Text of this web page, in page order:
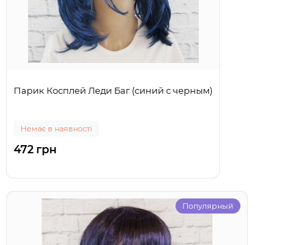
Парик Косплей Леди Баг (синий с черным)
Немає в наявності
472 грн
Популярный